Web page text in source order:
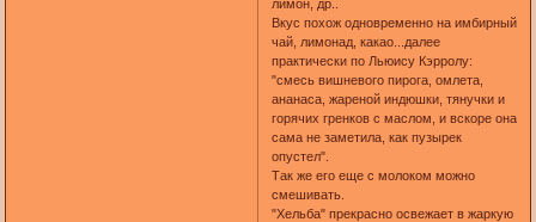
лимон, др..
Вкус похож одновременно на имбирный
чай, лимонад, какао...далее
практически по Льюису Кэрролу:
"смесь вишневого пирога, омлета,
ананаса, жареной индюшки, тянучки и
горячих гренков с маслом, и вскоре она
сама не заметила, как пузырек
опустел".
Так же его еще с молоком можно
смешивать.
"Хельба" прекрасно освежает в жаркую